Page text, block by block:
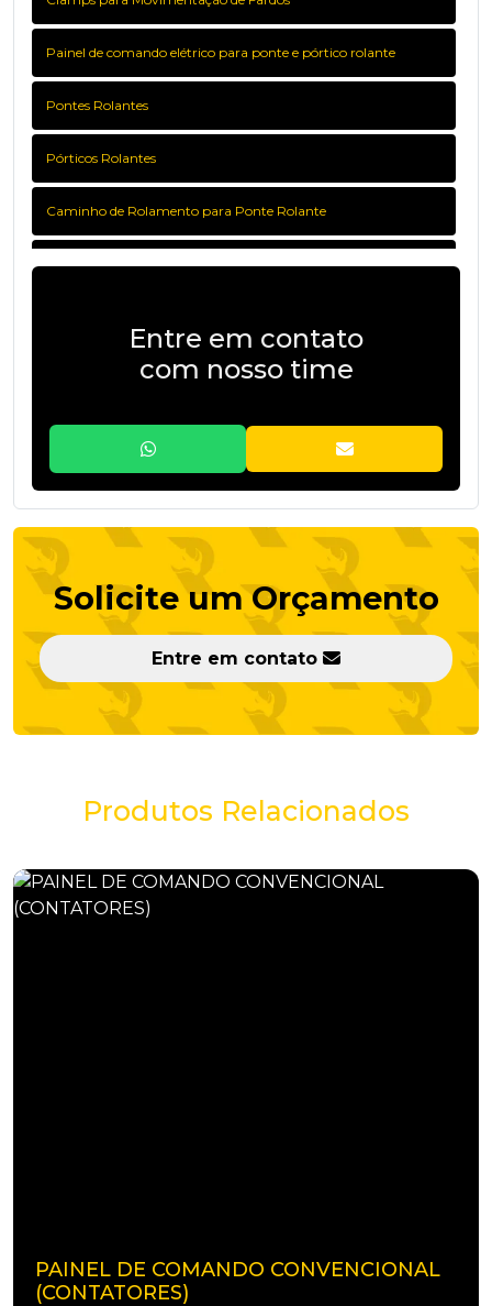
Painel de comando elétrico para ponte e pórtico rolante
Pontes Rolantes
Pórticos Rolantes
Caminho de Rolamento para Ponte Rolante
Colunas para Ponte Rolante
Painel de Comando Convencional
Viga de Rolamento para Ponte e Pórtico Rolante
Entre em contato
com nosso time
Solicite um Orçamento
Entre em contato
Produtos Relacionados
PAINEL DE COMANDO CONVENCIONAL
(CONTATORES)